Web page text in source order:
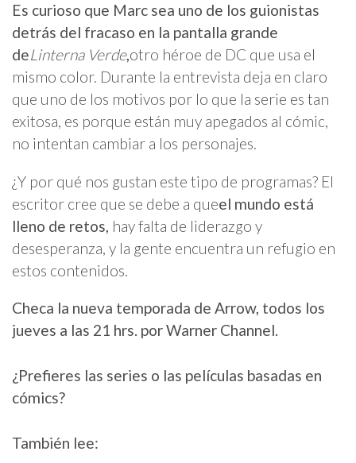
Es curioso que Marc sea uno de los guionistas
detrás del fracaso en la pantalla grande
deLinterna Verde,otro héroe de DC que usa el
mismo color. Durante la entrevista deja en claro
que uno de los motivos por lo que la serie es tan
exitosa, es porque están muy apegados al cómic,
no intentan cambiar a los personajes.
¿Y por qué nos gustan este tipo de programas? El
escritor cree que se debe a queel mundo está
lleno de retos, hay falta de liderazgo y
desesperanza, y la gente encuentra un refugio en
estos contenidos.
Checa la nueva temporada de Arrow, todos los
jueves a las 21 hrs. por Warner Channel.
¿Prefieres las series o las películas basadas en
cómics?
También lee: